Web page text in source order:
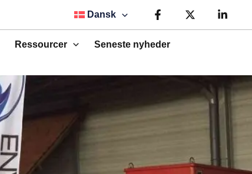
Dansk
Ressourcer
Seneste nyheder